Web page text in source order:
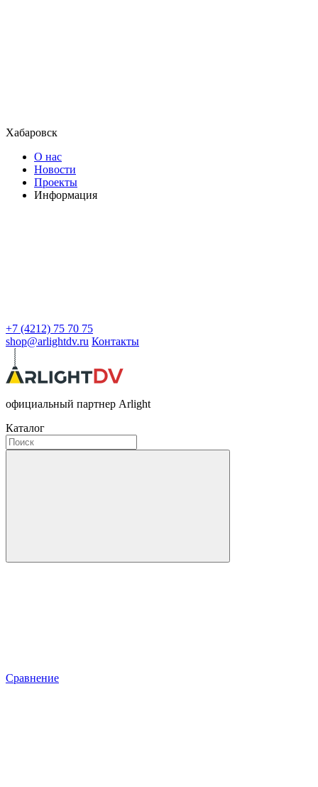
Хабаровск
О нас
Новости
Проекты
Информация
+7 (4212) 75 70 75
shop@arlightdv.ru Контакты
официальный партнер Arlight
Каталог
Сравнение